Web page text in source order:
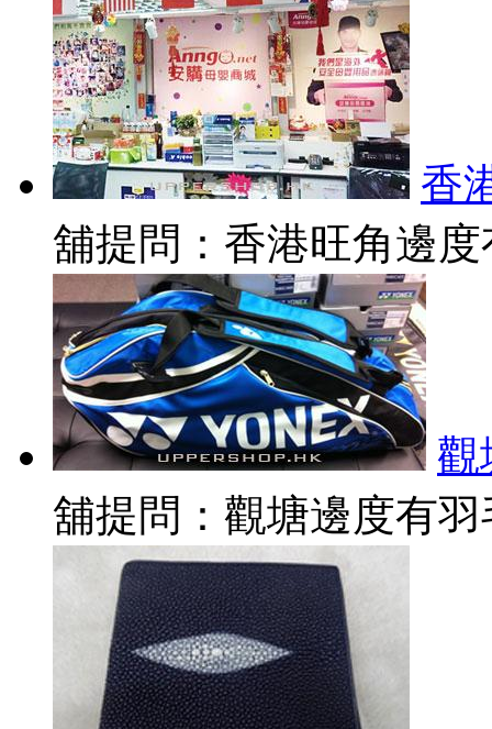
香
舖提問：香港旺角邊
觀
舖提問：觀塘邊度有